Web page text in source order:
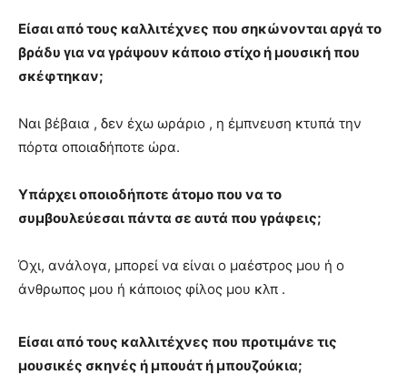
Είσαι από τους καλλιτέχνες που σηκώνονται αργά το
βράδυ για να γράψουν κάποιο στίχο ή μουσική που
σκέφτηκαν;
Ναι βέβαια , δεν έχω ωράριο , η έμπνευση κτυπά την
πόρτα οποιαδήποτε ώρα.
Υπάρχει οποιοδήποτε άτομο που να το
συμβουλεύεσαι πάντα σε αυτά που γράφεις;
Όχι, ανάλογα, μπορεί να είναι ο μαέστρος μου ή ο
άνθρωπος μου ή κάποιος φίλος μου κλπ .
Είσαι από τους καλλιτέχνες που προτιμάνε τις
μουσικές σκηνές ή μπουάτ ή μπουζούκια;